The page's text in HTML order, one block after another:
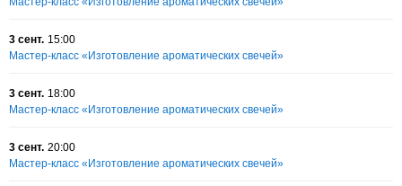
3 сент. 15:00
Мастер-класс «Изготовление ароматических свечей»
3 сент. 18:00
Мастер-класс «Изготовление ароматических свечей»
3 сент. 20:00
Мастер-класс «Изготовление ароматических свечей»